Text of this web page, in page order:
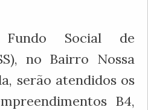
Social de
no Bairro Nossa
serão atendidos os
B4,